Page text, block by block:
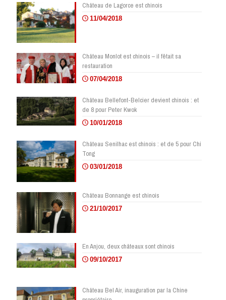
Château de Lagorce est chinois
11/04/2018
Château Monlot est chinois – il fêtait sa
restauration
07/04/2018
Château Bellefont-Belcier devient chinois : et
de 8 pour Peter Kwok
10/01/2018
Château Senilhac est chinois : et de 5 pour Chi
Tong
03/01/2018
Château Bonnange est chinois
21/10/2017
En Anjou, deux châteaux sont chinois
09/10/2017
Château Bel Air, inauguration par la Chine